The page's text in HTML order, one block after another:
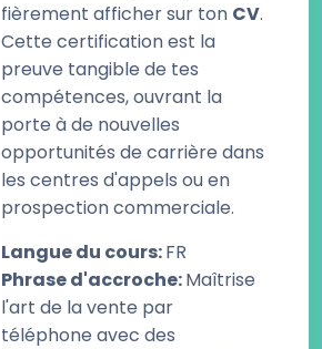
fièrement afficher sur ton CV.
Cette certification est la
preuve tangible de tes
compétences, ouvrant la
porte à de nouvelles
opportunités de carrière dans
les centres d'appels ou en
prospection commerciale.
Langue du cours:FR
Phrase d'accroche:Maîtrise
l'art de la vente par
téléphone avec des